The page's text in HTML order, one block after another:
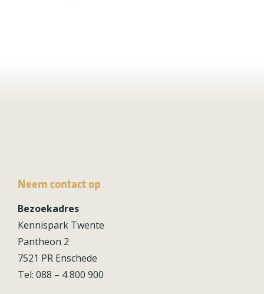
Neem contact op
Bezoekadres
Kennispark Twente
Pantheon 2
7521 PR Enschede
Tel: 088 – 4 800 900